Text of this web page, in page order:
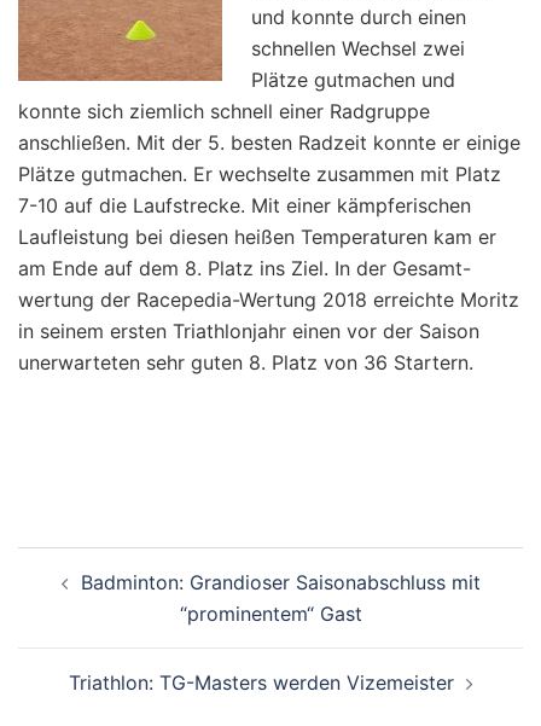
und konnte durch einen
schnellen Wechsel zwei
Plätze gutmachen und
konnte sich ziemlich schnell einer Radgruppe
anschließen. Mit der 5. besten Radzeit konnte er einige
Plätze gutmachen. Er wechselte zusammen mit Platz
7-10 auf die Laufstrecke. Mit einer kämpferischen
Laufleistung bei diesen heißen Temperaturen kam er
am Ende auf dem 8. Platz ins Ziel. In der Gesamt-
wertung der Racepedia-Wertung 2018 erreichte Moritz
in seinem ersten Triathlonjahr einen vor der Saison
unerwarteten sehr guten 8. Platz von 36 Startern.
Badminton: Grandioser Saisonabschluss mit
“prominentem“ Gast
Triathlon: TG-Masters werden Vizemeister